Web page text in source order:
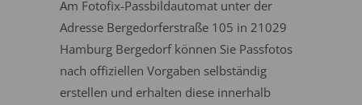
Am Fotofix-Passbildautomat unter der
Adresse Bergedorferstraße 105 in 21029
Hamburg Bergedorf können Sie Passfotos
nach offiziellen Vorgaben selbständig
erstellen und erhalten diese innerhalb